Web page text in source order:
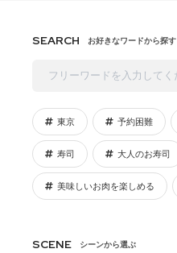
SEARCH お好きなワードから探す
東京 予約困難
寿司 大人のお寿司
美味しいお肉を楽しめる
SCENE シーンから選ぶ